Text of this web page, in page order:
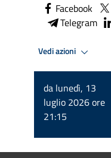
Facebook
Telegram
Vedi azioni
da lunedì, 13
luglio 2026 ore
21:15